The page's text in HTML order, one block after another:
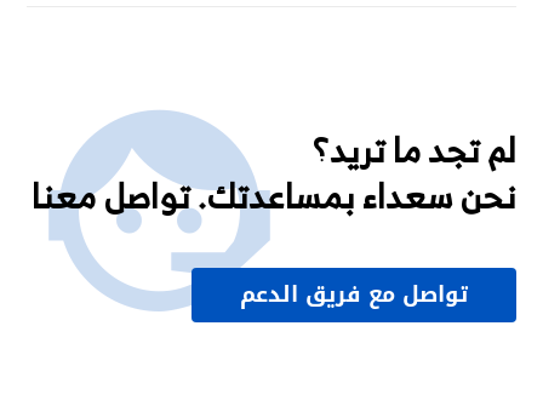
لم تجد ما تريد؟
نحن سعداء بمساعدتك. تواصل معنا
تواصل مع فريق الدعم